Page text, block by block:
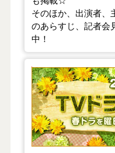
そのほか、出演者、
のあらすじ、記者会
中！
【2026年春】TV